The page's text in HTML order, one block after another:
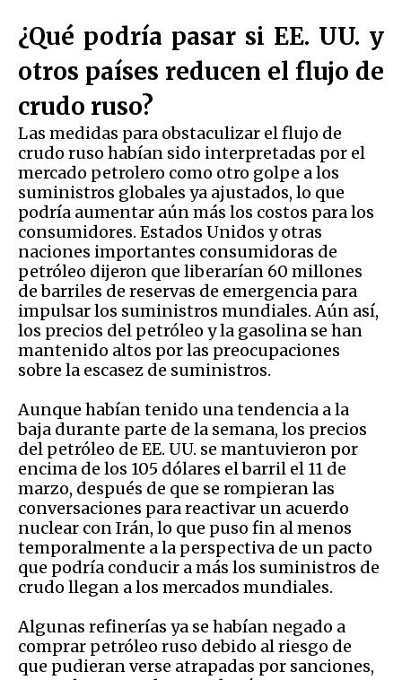
¿Qué podría pasar si EE. UU. y
otros países reducen el flujo de
crudo ruso?
Las medidas para obstaculizar el flujo de
crudo ruso habían sido interpretadas por el
mercado petrolero como otro golpe a los
suministros globales ya ajustados, lo que
podría aumentar aún más los costos para los
consumidores. Estados Unidos y otras
naciones importantes consumidoras de
petróleo dijeron que liberarían 60 millones
de barriles de reservas de emergencia para
impulsar los suministros mundiales. Aún así,
los precios del petróleo y la gasolina se han
mantenido altos por las preocupaciones
sobre la escasez de suministros.
Aunque habían tenido una tendencia a la
baja durante parte de la semana, los precios
del petróleo de EE. UU. se mantuvieron por
encima de los 105 dólares el barril el 11 de
marzo, después de que se rompieran las
conversaciones para reactivar un acuerdo
nuclear con Irán, lo que puso fin al menos
temporalmente a la perspectiva de un pacto
que podría conducir a más los suministros de
crudo llegan a los mercados mundiales.
Algunas refinerías ya se habían negado a
comprar petróleo ruso debido al riesgo de
que pudieran verse atrapadas por sanciones,